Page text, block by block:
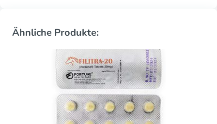
Ähnliche Produkte: